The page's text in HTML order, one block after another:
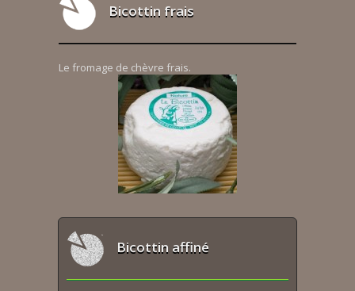
Bicottin frais
Le fromage de chèvre frais.
Bicottin affiné